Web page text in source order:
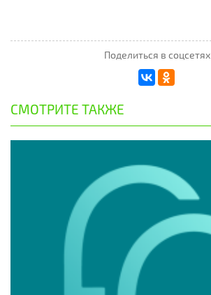
Поделиться в соцсетях
СМОТРИТЕ ТАКЖЕ